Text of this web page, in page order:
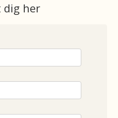
dig her